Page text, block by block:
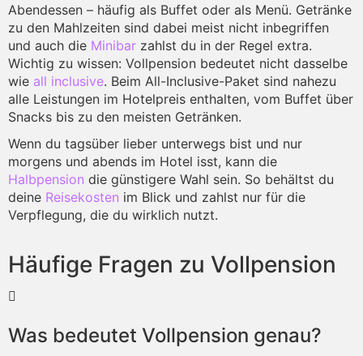
Abendessen – häufig als Buffet oder als Menü. Getränke
zu den Mahlzeiten sind dabei meist nicht inbegriffen
und auch die Minibar zahlst du in der Regel extra.
Wichtig zu wissen: Vollpension bedeutet nicht dasselbe
wie all inclusive. Beim All-Inclusive-Paket sind nahezu
alle Leistungen im Hotelpreis enthalten, vom Buffet über
Snacks bis zu den meisten Getränken.
Wenn du tagsüber lieber unterwegs bist und nur
morgens und abends im Hotel isst, kann die
Halbpension die günstigere Wahl sein. So behältst du
deine Reisekosten im Blick und zahlst nur für die
Verpflegung, die du wirklich nutzt.
Häufige Fragen zu Vollpension
Was bedeutet Vollpension genau?